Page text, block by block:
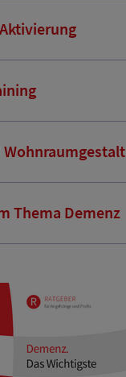
Thema Demenz